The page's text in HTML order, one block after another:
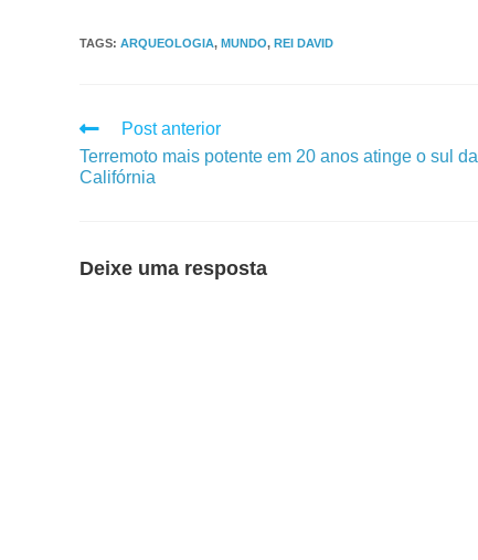
TAGS: ARQUEOLOGIA, MUNDO, REI DAVID
Post anterior
Terremoto mais potente em 20 anos atinge o sul da
Califórnia
Deixe uma resposta